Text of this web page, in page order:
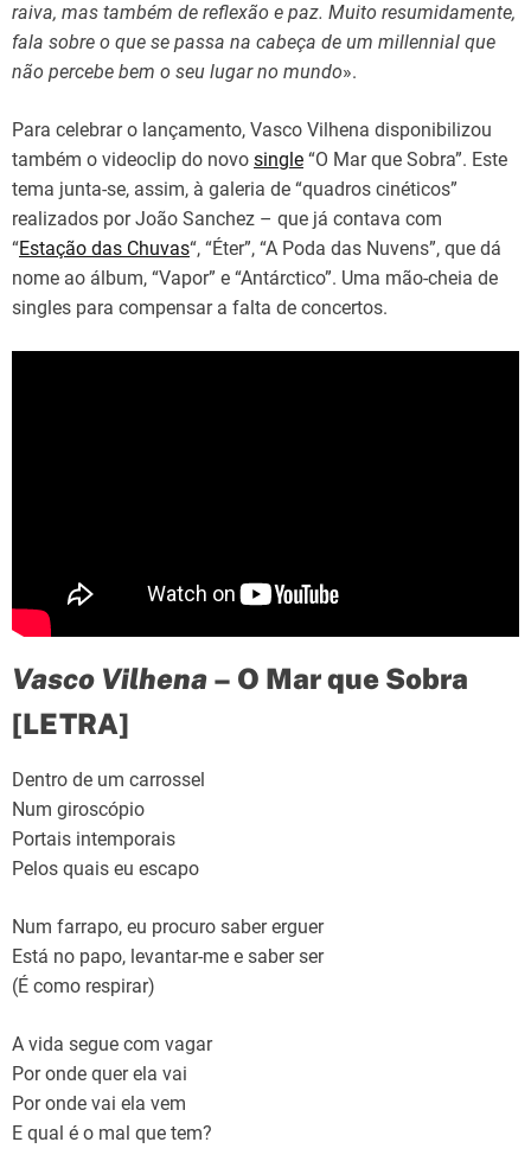
raiva, mas também de reflexão e paz. Muito resumidamente,
fala sobre o que se passa na cabeça de um millennial que
não percebe bem o seu lugar no mundo».
Para celebrar o lançamento, Vasco Vilhena disponibilizou
também o videoclip do novo single “O Mar que Sobra”. Este
tema junta-se, assim, à galeria de “quadros cinéticos”
realizados por João Sanchez – que já contava com
“Estação das Chuvas“, “Éter”, “A Poda das Nuvens”, que dá
nome ao álbum, “Vapor” e “Antárctico”. Uma mão-cheia de
singles para compensar a falta de concertos.
Vasco Vilhena – O Mar que Sobra
[LETRA]
Dentro de um carrossel
Num giroscópio
Portais intemporais
Pelos quais eu escapo
Num farrapo, eu procuro saber erguer
Está no papo, levantar-me e saber ser
(É como respirar)
A vida segue com vagar
Por onde quer ela vai
Por onde vai ela vem
E qual é o mal que tem?